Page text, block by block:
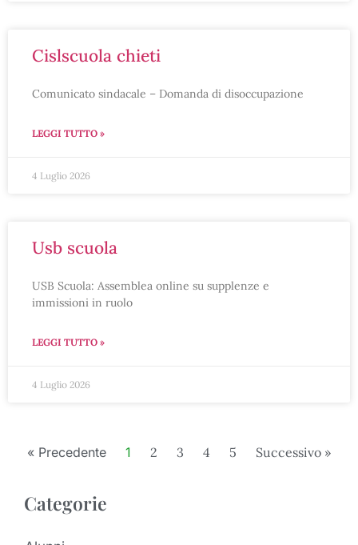
cislscuola chieti
Comunicato sindacale – Domanda di disoccupazione
LEGGI TUTTO »
4 Luglio 2026
usb scuola
USB Scuola: Assemblea online su supplenze e
immissioni in ruolo
LEGGI TUTTO »
4 Luglio 2026
« Precedente 1 2 3 4 5 Successivo »
Categorie